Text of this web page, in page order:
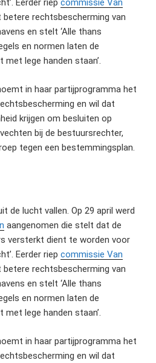
Eerder riep commissie Van
rechtsbescherming van
en stelt ‘Alle thans
en normen laten de
lege handen staan’.
in haar partijprogramma het
en wil dat
krijgen om besluiten op
bij de bestuursrechter,
tegen een bestemmingsplan.
de lucht vallen. Op 29 april werd
aangenomen die stelt dat de
versterkt dient te worden voor
Eerder riep commissie Van
rechtsbescherming van
en stelt ‘Alle thans
en normen laten de
lege handen staan’.
in haar partijprogramma het
en wil dat